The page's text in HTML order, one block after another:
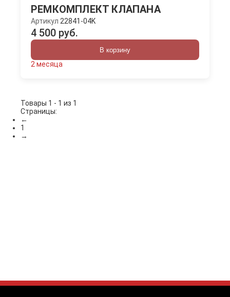
РЕМКОМПЛЕКТ КЛАПАНА
Артикул 22841-04K
4 500 руб.
В корзину
2 месяца
Товары 1 - 1 из 1
Страницы:
←
1
→